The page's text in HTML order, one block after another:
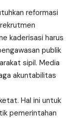
reformasi
kaderisasi harus
publik
sipil. Media
akuntabilitas
Hal ini untuk
pemerintahan